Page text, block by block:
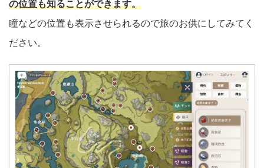
の位置も知ることができます。
瞳などの位置も表示させられるので旅のお供にしてみてく
ださい。